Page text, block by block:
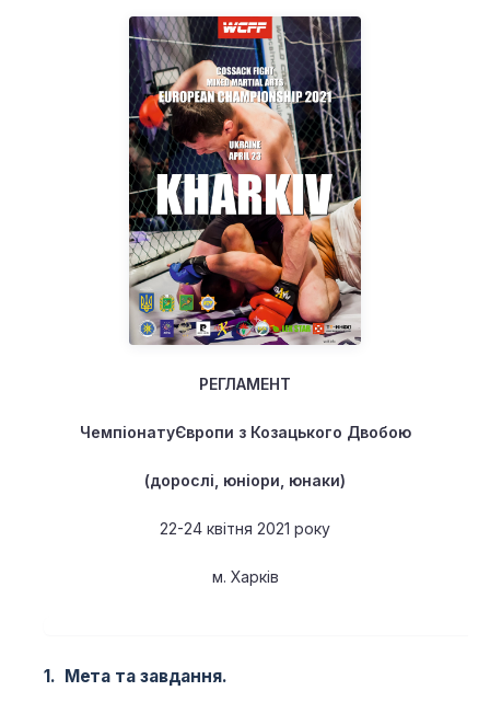
РЕГЛАМЕНТ
ЧемпіонатуЄвропи з Козацького Двобою
(дорослі, юніори, юнаки)
22-24 квітня 2021 року
м. Харків
1. Мета та завдання.